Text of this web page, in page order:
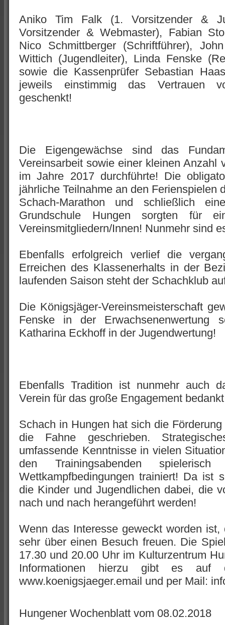
Aniko Tim Falk (1. Vorsitzender &
Vorsitzender & Webmaster), Fabian
Nico Schmittberger (Schriftführer),
Wittich (Jugendleiter), Linda Fenske
sowie die Kassenprüfer Sebastian
jeweils einstimmig das Vertrauen
geschenkt!
Die Eigengewächse sind das
Vereinsarbeit sowie einer kleinen Anzahl
im Jahre 2017 durchführte! Die
jährliche Teilnahme an den Ferienspielen
Schach-Marathon und schließlich
Grundschule Hungen sorgten für
Vereinsmitgliedern/Innen! Nunmehr sind
Ebenfalls erfolgreich verlief die
Erreichen des Klassenerhalts in der
laufenden Saison steht der Schachklub
Die Königsjäger-Vereinsmeisterschaft
Fenske in der Erwachsenenwertung
Katharina Eckhoff in der Jugendwertung!
Ebenfalls Tradition ist nunmehr auch
Verein für das große Engagement
Schach in Hungen hat sich die
die Fahne geschrieben.
umfassende Kenntnisse in vielen
den Trainingsabenden
Wettkampfbedingungen trainiert! Da ist
die Kinder und Jugendlichen dabei, die
nach und nach herangeführt werden!
Wenn das Interesse geweckt worden
sehr über einen Besuch freuen. Die
17.30 und 20.00 Uhr im Kulturzentrum
Informationen hierzu gibt es auf
www.koenigsjaeger.email und per Mail:
Hungener Wochenblatt vom 08.02.2018